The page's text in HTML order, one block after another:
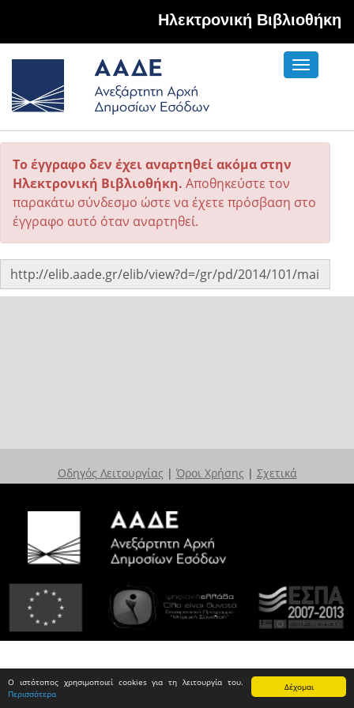
Δέχομαι
Ο ιστότοπος χρησιμοποιεί cookies για τη λειτουργία του.
Περισσότερα
Hλεκτρονική Βιβλιοθήκη
Toggle
Το έγγραφο δεν έχει αναρτηθεί ακόμα στην
Ηλεκτρονική Βιβλιοθήκη. Αποθηκεύστε τον
παρακάτω σύνδεσμο ώστε να έχετε πρόσβαση στο
έγγραφο αυτό όταν αναρτηθεί.
Οδηγός Λειτουργίας | Όροι Χρήσης | Σχετικά